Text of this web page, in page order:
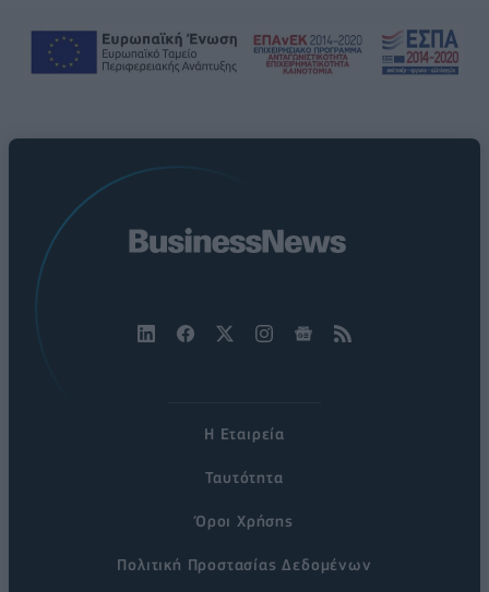
Η Εταιρεία
Ταυτότητα
Όροι Χρήσης
Πολιτική Προστασίας Δεδομένων